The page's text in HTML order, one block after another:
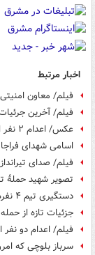
اخبار مرتبط
فیلم/ معاون
فیلم/ آخرین جرئیات
عکس/ اعدام ۲ نفر از عاملان جنایت تروریستی حمله به حرم شاهچراغ(ع)
اسامی شهدای
فیلم/ صدای
تصویر شهید حملۀ
دستگیری تیم ۴ نفره تروریستی در جنوب شرق کشور
جزئیات تازه از حمله
فیلم/ اعدام دو
سرباز بلوچی که